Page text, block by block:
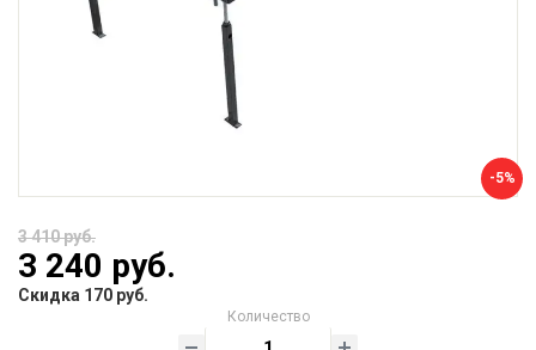
-5%
3 410 руб.
3 240 руб.
Скидка 170 руб.
Количество